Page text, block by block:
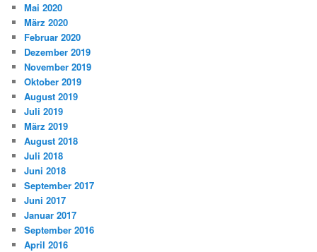
Mai 2020
März 2020
Februar 2020
Dezember 2019
November 2019
Oktober 2019
August 2019
Juli 2019
März 2019
August 2018
Juli 2018
Juni 2018
September 2017
Juni 2017
Januar 2017
September 2016
April 2016